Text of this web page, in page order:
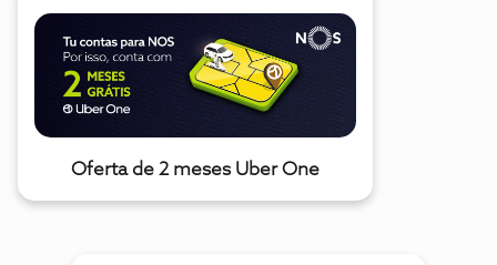
Oferta de 2 meses Uber One